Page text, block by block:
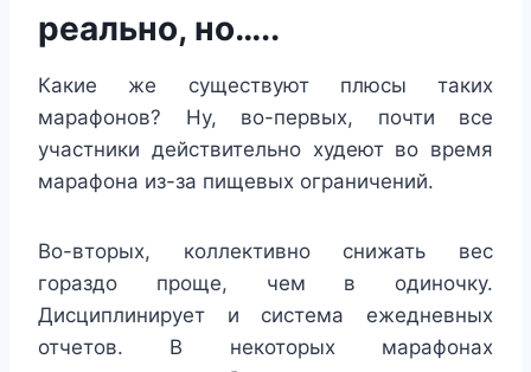
реально, но…..
Какие же существуют плюсы таких
марафонов? Ну, во-первых, почти все
участники действительно худеют во время
марафона из-за пищевых ограничений.
Во-вторых, коллективно снижать вес
гораздо проще, чем в одиночку.
Дисциплинирует и система ежедневных
отчетов. В некоторых марафонах